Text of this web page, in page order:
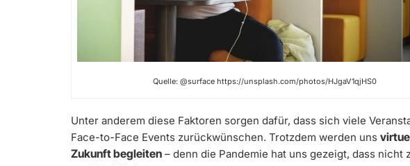
Quelle: @surface https://unsplash.com/photos/HJgaV1qjHS0
Unter anderem diese Faktoren sorgen dafür, dass sich viele
Face-to-Face Events zurückwünschen. Trotzdem werden uns
Zukunft begleiten – denn die Pandemie hat uns gezeigt, dass nicht